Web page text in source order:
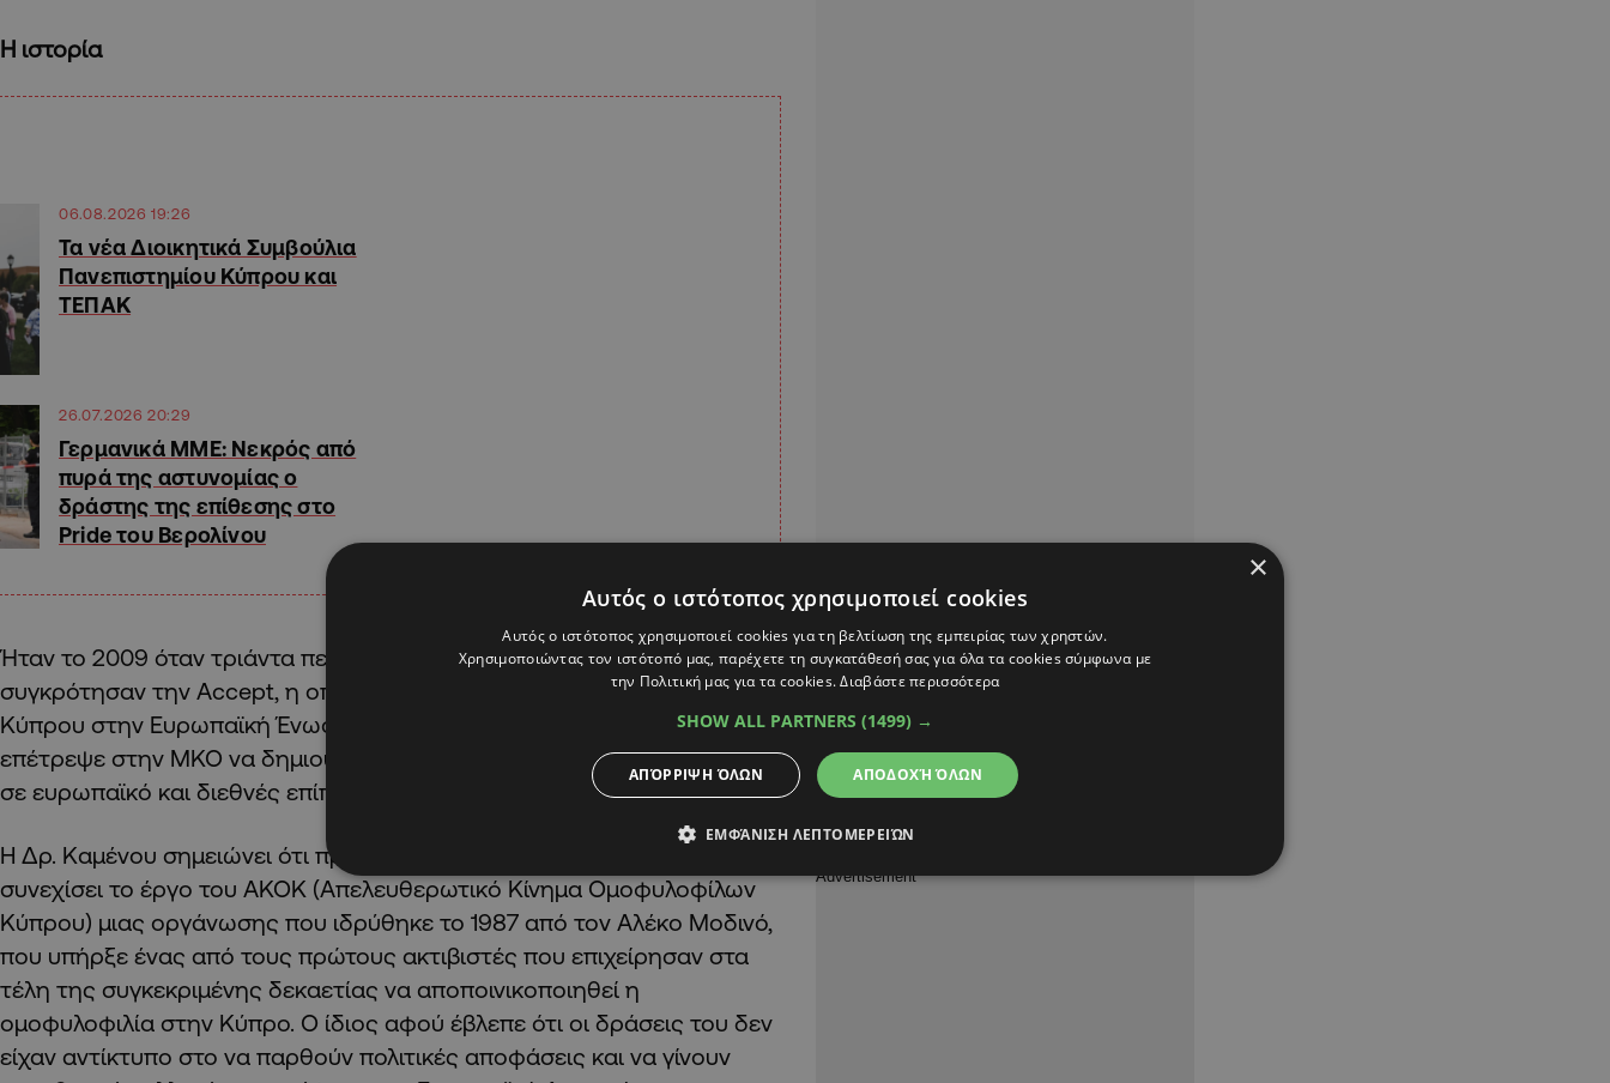
Η ιστορία
06.08.2026 19:26
Τα νέα Διοικητικά Συμβούλια
Πανεπιστημίου Κύπρου και
ΤΕΠΑΚ
26.07.2026 20:29
Γερμανικά ΜΜΕ: Νεκρός από
πυρά της αστυνομίας ο
δράστης της επίθεσης στο
Pride του Βερολίνου
Ήταν το 2009 όταν τριάντα περίπου νεαρά άτομα ΛΟΑΚΤΙ+
συγκρότησαν την Accept, η οποία βοηθήθηκε από την ένταξη της
Κύπρου στην Ευρωπαϊκή Ένωση. Η ένταξη της Κύπρου στην ΕΕ
επέτρεψε στην ΜΚΟ να δημιουργήσει δεσμούς με άλλους οργανισμούς
σε ευρωπαϊκό και διεθνές επίπεδο.
Η Δρ. Καμένου σημειώνει ότι πρωταρχικός στόχος της Accept ήταν να
συνεχίσει το έργο του ΑΚΟΚ (Απελευθερωτικό Κίνημα Ομοφυλοφίλων
Κύπρου) μιας οργάνωσης που ιδρύθηκε το 1987 από τον Αλέκο Μοδινό,
που υπήρξε ένας από τους πρώτους ακτιβιστές που επιχείρησαν στα
τέλη της συγκεκριμένης δεκαετίας να αποποινικοποιηθεί η
ομοφυλοφιλία στην Κύπρο. Ο ίδιος αφού έβλεπε ότι οι δράσεις του δεν
είχαν αντίκτυπο στο να παρθούν πολιτικές αποφάσεις και να γίνουν
×
Αυτός ο ιστότοπος χρησιμοποιεί cookies
Αυτός ο ιστότοπος χρησιμοποιεί cookies για τη βελτίωση της εμπειρίας των χρηστών.
Χρησιμοποιώντας τον ιστότοπό μας, παρέχετε τη συγκατάθεσή σας για όλα τα cookies σύμφωνα με
την Πολιτική μας για τα cookies.Διαβάστε περισσότερα
SHOW ALL PARTNERS (1499) →
ΑΠΟΔΟΧΉ ΌΛΩΝ
ΑΠΌΡΡΙΨΗ ΌΛΩΝ
ΕΜΦΆΝΙΣΗ ΛΕΠΤΟΜΕΡΕΙΏΝ